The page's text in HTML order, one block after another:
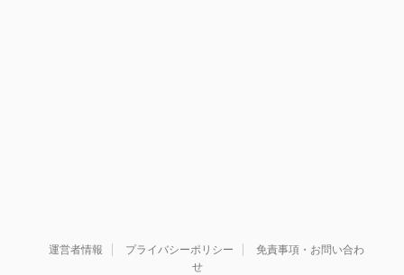
運営者情報 プライバシーポリシー
免責事項・お問い合わ
せ